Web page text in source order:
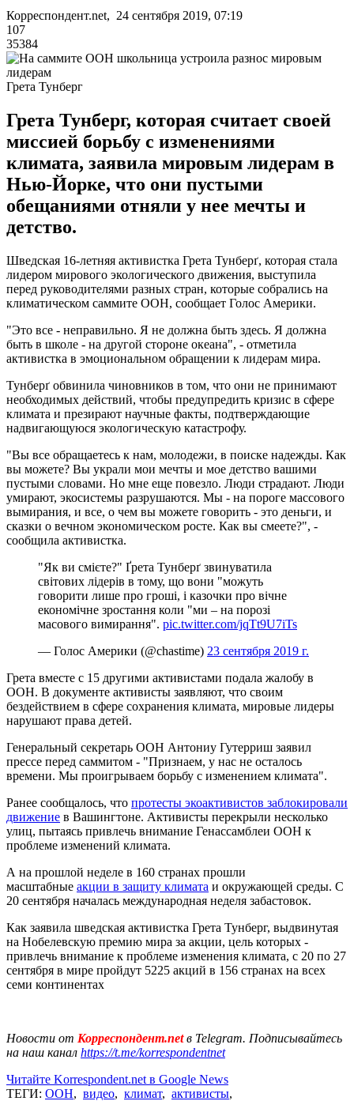
Корреспондент.net, 24 сентября 2019, 07:19
107
35384
Грета Тунберг
Грета Тунберг, которая считает своей
миссией борьбу с изменениями
климата, заявила мировым лидерам в
Нью-Йорке, что они пустыми
обещаниями отняли у нее мечты и
детство.
Шведская 16-летняя активистка Грета Тунберґ, которая стала
лидером мирового экологического движения, выступила
перед руководителями разных стран, которые собрались на
климатическом саммите ООН, сообщает Голос Америки.
"Это все - неправильно. Я не должна быть здесь. Я должна
быть в школе - на другой стороне океана", - отметила
активистка в эмоциональном обращении к лидерам мира.
Тунберґ обвинила чиновников в том, что они не принимают
необходимых действий, чтобы предупредить кризис в сфере
климата и презирают научные факты, подтверждающие
надвигающуюся экологическую катастрофу.
"Вы все обращаетесь к нам, молодежи, в поиске надежды. Как
вы можете? Вы украли мои мечты и мое детство вашими
пустыми словами. Но мне еще повезло. Люди страдают. Люди
умирают, экосистемы разрушаются. Мы - на пороге массового
вымирания, и все, о чем вы можете говорить - это деньги, и
сказки о вечном экономическом росте. Как вы смеете?", -
сообщила активистка.
"Як ви смієте?" Ґрета Тунберґ звинуватила
світових лідерів в тому, що вони "можуть
говорити лише про гроші, і казочки про вічне
економічне зростання коли "ми – на порозі
масового вимирання". pic.twitter.com/jqTt9U7iTs
— Голоc Амepики (@chastime) 23 сентября 2019 г.
Грета вместе с 15 другими активистами подала жалобу в
ООН. В документе активисты заявляют, что своим
бездействием в сфере сохранения климата, мировые лидеры
нарушают права детей.
Генеральный секретарь ООН Антониу Гутерриш заявил
прессе перед саммитом - "Признаем, у нас не осталось
времени. Мы проигрываем борьбу с изменением климата".
Ранее сообщалось, что протесты экоактивистов заблокировали
движение в Вашингтоне. Активисты перекрыли несколько
улиц, пытаясь привлечь внимание Генассамблеи ООН к
проблеме изменений климата.
А на прошлой неделе в 160 странах прошли
масштабные акции в защиту климата и окружающей среды. С
20 сентября началась международная неделя забастовок.
Как заявила шведская активистка Грета Тунберг, выдвинутая
на Нобелевскую премию мира за акции, цель которых -
привлечь внимание к проблеме изменения климата, с 20 по 27
сентября в мире пройдут 5225 акций в 156 странах на всех
семи континентах
Новости от Корреспондент.netв Telegram. Подписывайтесь
на наш канал https://t.me/korrespondentnet
Читайте Korrespondent.net в Google News
ТЕГИ: ООН, видео, климат, активисты,